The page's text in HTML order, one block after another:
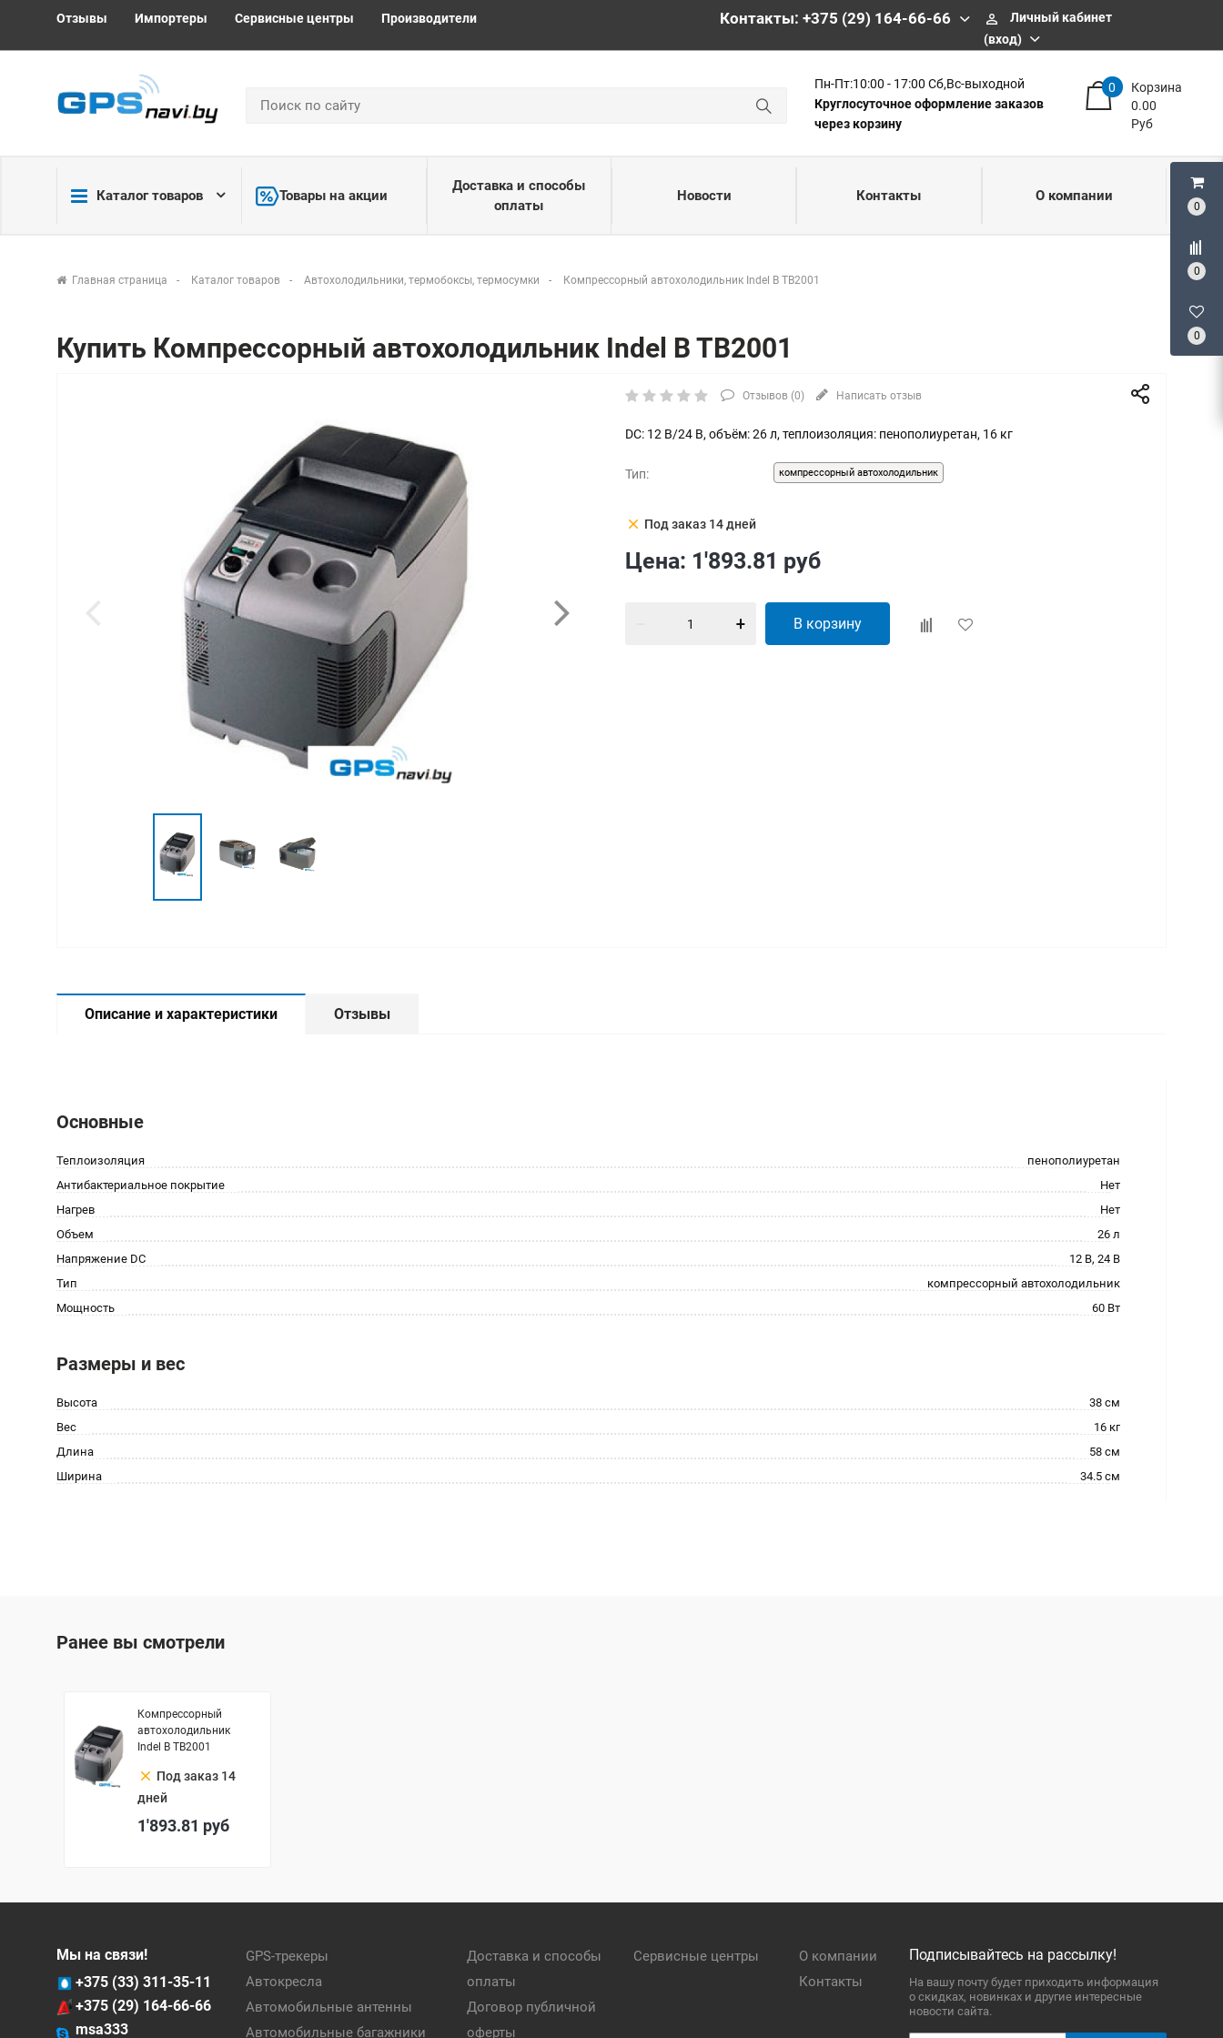
0
0
0
Отзывы Импортеры Сервисные центры Производители Контакты: +375 (29) 164-66-66 perm_identity
Личный кабинет
(вход)
Пн-Пт:10:00 - 17:00 Сб,Вс-выходной
Круглосуточное оформление заказов
через корзину
Корзина
0
0.00
Руб
Каталог товаров Товары на акции
Доставка и способы
оплаты
Новости Контакты О компании
Главная страница Каталог товаров Автохолодильники, термобоксы, термосумки Компрессорный автохолодильник Indel B TB2001
Купить Компрессорный автохолодильник Indel B TB2001
Отзывов (0) Написать отзыв
DC: 12 В/24 В, объём: 26 л, теплоизоляция: пенополиуретан, 16 кг
Тип: компрессорный автохолодильник
clear Под заказ 14 дней
Цена: 1'893.81 руб
В корзину
Описание и характеристики Отзывы
Основные
Теплоизоляция
пенополиуретан
Антибактериальное покрытие
Нет
Нагрев
Нет
Объем
26 л
Напряжение DC
12 В, 24 В
Тип
компрессорный автохолодильник
Мощность
60 Вт
Размеры и вес
Высота
38 см
Вес
16 кг
Длина
58 см
Ширина
34.5 см
Ранее вы смотрели
Компрессорный
автохолодильник
Indel B TB2001
clear Под заказ 14
дней
1'893.81 руб
Мы на связи!
+375 (33) 311-35-11
+375 (29) 164-66-66
msa333
GPS-трекеры
Автокресла
Автомобильные антенны
Автомобильные багажники
Доставка и способы
оплаты
Договор публичной
оферты
Сервисные центры
О компании
Контакты
Подписывайтесь на рассылку!
На вашу почту будет приходить информация
о скидках, новинках и другие интересные
новости сайта.